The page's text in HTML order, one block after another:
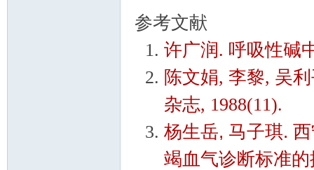
参考文献
许广润. 呼吸性碱
陈文娟, 李黎, 吴
杂志, 1988(11).
杨生岳, 马子琪.
竭血气诊断标准